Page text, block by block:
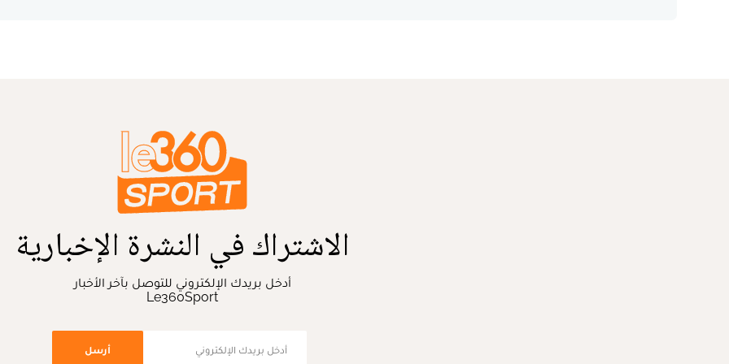
الاشتراك في النشرة الإخبارية
أدخل بريدك الإلكتروني للتوصل بآخر الأخبار
Le360Sport
أرسل